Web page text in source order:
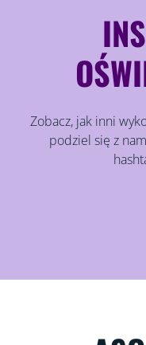
Zobacz, jak inni
podziel się z